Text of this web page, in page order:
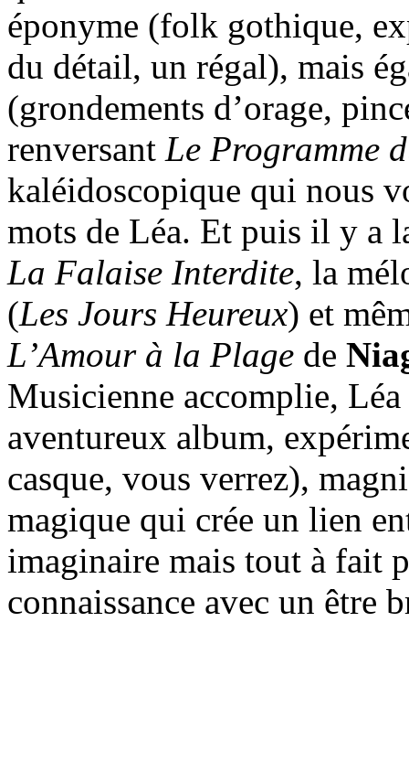
éponyme (folk gothique,
du détail, un régal), mais
(grondements d’orage,
renversant Le Programme
kaléidoscopique qui nous
mots de Léa. Et puis il y a
La Falaise Interdite, la
(Les Jours Heureux) et
L’Amour à la Plage de
Musicienne accomplie,
aventureux album,
casque, vous verrez),
magique qui crée un lien
imaginaire mais tout à fait
connaissance avec un être